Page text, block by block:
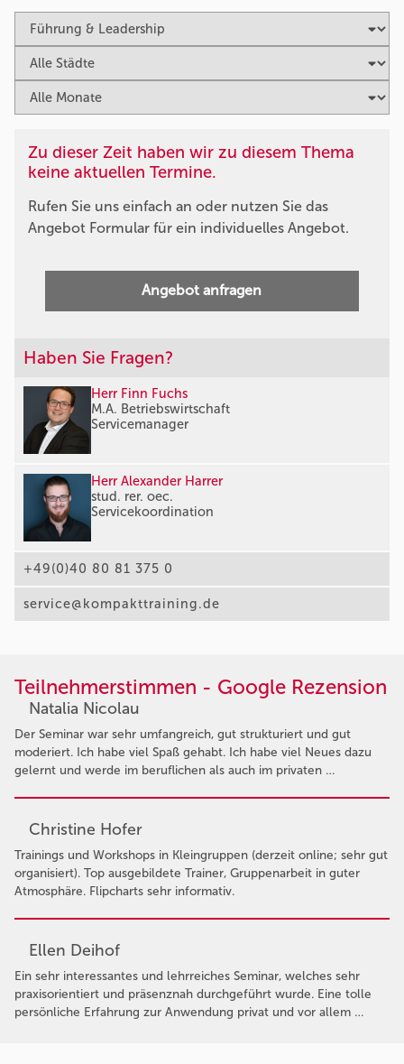
Zu dieser Zeit haben wir zu diesem Thema
keine aktuellen Termine.
Rufen Sie uns einfach an oder nutzen Sie das
Angebot Formular für ein individuelles Angebot.
Angebot anfragen
Haben Sie Fragen?
Herr Finn Fuchs
M.A. Betriebswirtschaft
Servicemanager
Herr Alexander Harrer
stud. rer. oec.
Servicekoordination
+49(0)40 80 81 375 0
service@kompakttraining.de
Teilnehmerstimmen - Google Rezension
Natalia Nicolau
Der Seminar war sehr umfangreich, gut strukturiert und gut
moderiert. Ich habe viel Spaß gehabt. Ich habe viel Neues dazu
gelernt und werde im beruflichen als auch im privaten …
Christine Hofer
Trainings und Workshops in Kleingruppen (derzeit online; sehr gut
organisiert). Top ausgebildete Trainer, Gruppenarbeit in guter
Atmosphäre. Flipcharts sehr informativ.
Ellen Deihof
Ein sehr interessantes und lehrreiches Seminar, welches sehr
praxisorientiert und präsenznah durchgeführt wurde. Eine tolle
persönliche Erfahrung zur Anwendung privat und vor allem …